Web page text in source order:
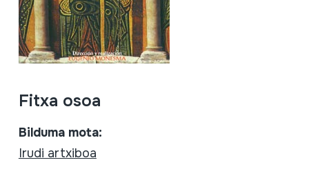
Fitxa osoa
Bilduma mota:
Irudi artxiboa